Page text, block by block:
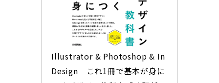
Illustrator & Photoshop & In
Design　これ1冊で基本が身に